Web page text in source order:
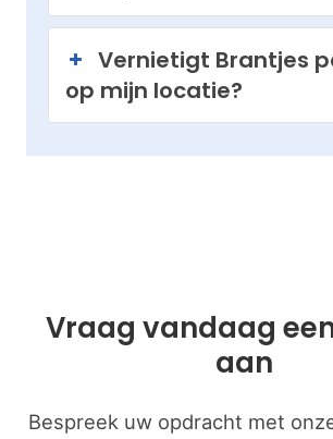
Vernietigt Brantjes
op mijn locatie?
Vraag vandaag
aan
Bespreek uw opdracht met